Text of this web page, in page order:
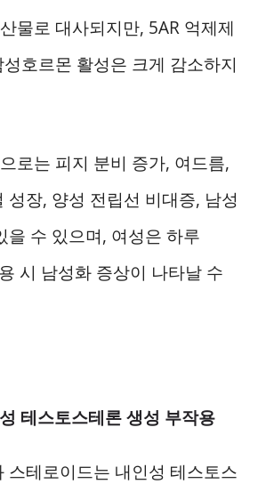
물로 대사되지만, 5AR 억제제
호르몬 활성은 크게 감소하지
로는 피지 분비 증가, 여드름,
성장, 양성 전립선 비대증, 남성
을 수 있으며, 여성은 하루
시 남성화 증상이 나타날 수
테스토스테론 생성 부작용
스테로이드는 내인성 테스토스